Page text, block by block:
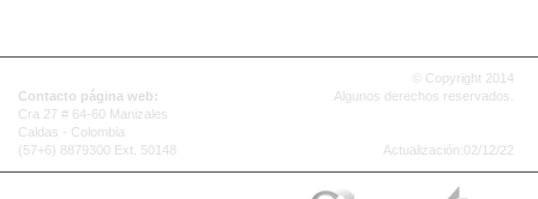
Contacto página web:
Cra 27 # 64-60 Manizales
Caldas - Colombia
(57+6) 8879300 Ext. 50148
© Copyright 2014
Algunos derechos reservados.
Actualización:02/12/22